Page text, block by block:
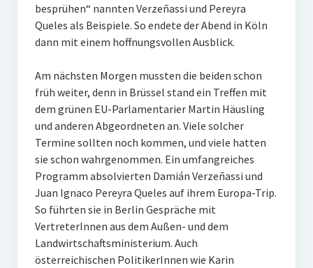
besprühen“ nannten Verzeñassi und Pereyra
Queles als Beispiele. So endete der Abend in Köln
dann mit einem hoffnungsvollen Ausblick.
Am nächsten Morgen mussten die beiden schon
früh weiter, denn in Brüssel stand ein Treffen mit
dem grünen EU-Parlamentarier Martin Häusling
und anderen Abgeordneten an. Viele solcher
Termine sollten noch kommen, und viele hatten
sie schon wahrgenommen. Ein umfangreiches
Programm absolvierten Damián Verzeñassi und
Juan Ignaco Pereyra Queles auf ihrem Europa-Trip.
So führten sie in Berlin Gespräche mit
VertreterInnen aus dem Außen- und dem
Landwirtschaftsministerium. Auch
österreichischen PolitikerInnen wie Karin